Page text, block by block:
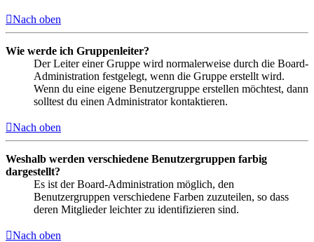
Nach oben
Wie werde ich Gruppenleiter?
Der Leiter einer Gruppe wird normalerweise durch die Board-
Administration festgelegt, wenn die Gruppe erstellt wird.
Wenn du eine eigene Benutzergruppe erstellen möchtest, dann
solltest du einen Administrator kontaktieren.
Nach oben
Weshalb werden verschiedene Benutzergruppen farbig
dargestellt?
Es ist der Board-Administration möglich, den
Benutzergruppen verschiedene Farben zuzuteilen, so dass
deren Mitglieder leichter zu identifizieren sind.
Nach oben